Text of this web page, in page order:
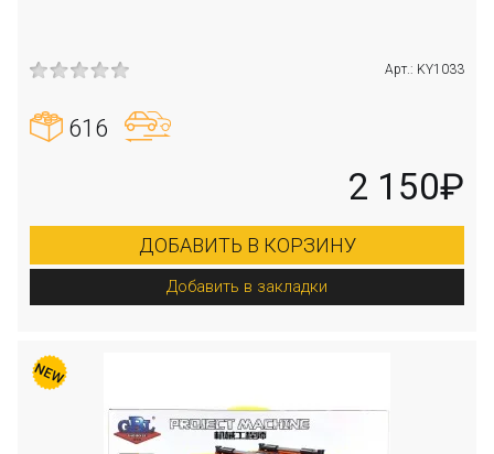
Арт.: KY1033
616
2 150₽
ДОБАВИТЬ В КОРЗИНУ
Добавить в закладки